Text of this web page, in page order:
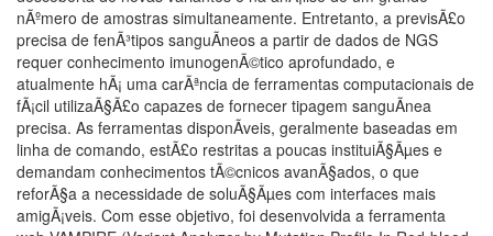
nÃºmero de amostras simultaneamente. Entretanto, a previsÃ£o
precisa de fenÃ³tipos sanguÃ­neos a partir de dados de NGS
requer conhecimento imunogenÃ©tico aprofundado, e
atualmente hÃ¡ uma carÃªncia de ferramentas computacionais de
fÃ¡cil utilizaÃ§Ã£o capazes de fornecer tipagem sanguÃ­nea
precisa. As ferramentas disponÃ­veis, geralmente baseadas em
linha de comando, estÃ£o restritas a poucas instituiÃ§Ãµes e
demandam conhecimentos tÃ©cnicos avanÃ§ados, o que
reforÃ§a a necessidade de soluÃ§Ãµes com interfaces mais
amigÃ¡veis. Com esse objetivo, foi desenvolvida a ferramenta